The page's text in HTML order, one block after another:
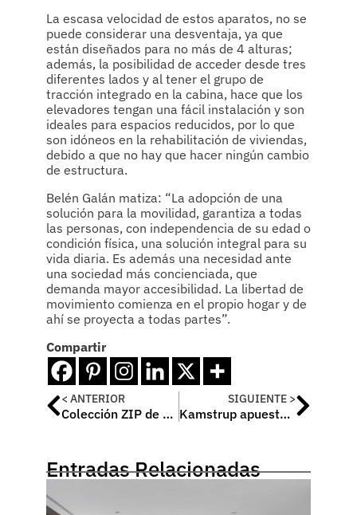
La escasa velocidad de estos aparatos, no se
puede considerar una desventaja, ya que
están diseñados para no más de 4 alturas;
además, la posibilidad de acceder desde tres
diferentes lados y al tener el grupo de
tracción integrado en la cabina, hace que los
elevadores tengan una fácil instalación y son
ideales para espacios reducidos, por lo que
son idóneos en la rehabilitación de viviendas,
debido a que no hay que hacer ningún cambio
de estructura.
Belén Galán matiza: “La adopción de una
solución para la movilidad, garantiza a todas
las personas, con independencia de su edad o
condición física, una solución integral para su
vida diaria. Es además una necesidad ante
una sociedad más concienciada, que
demanda mayor accesibilidad. La libertad de
movimiento comienza en el propio hogar y de
ahí se proyecta a todas partes”.
Compartir
< ANTERIOR
Colección ZIP de Griferías Galindo
SIGUIENTE >
Kamstrup apuesta por la comunicación vía radio
Entradas Relacionadas